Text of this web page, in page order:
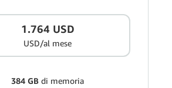
1.764 USD
USD/al mese
384 GB di memoria